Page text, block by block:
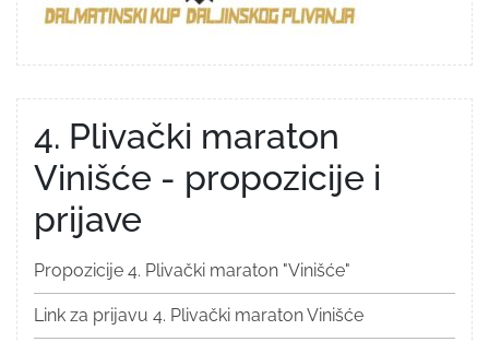
4. Plivački maraton
Vinišće - propozicije i
prijave
Propozicije 4. Plivački maraton "Vinišće"
Link za prijavu 4. Plivački maraton Vinišće